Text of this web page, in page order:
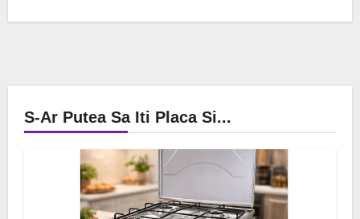
S-Ar Putea Sa Iti Placa Si...